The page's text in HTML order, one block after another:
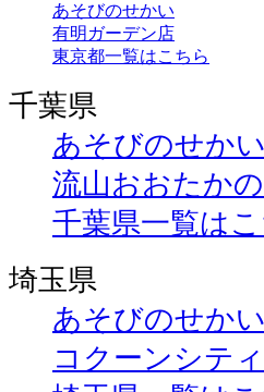
あそびのせかい
有明ガーデン店
東京都一覧はこちら
千葉県
あそびのせかい
流山おおたか
千葉県一覧は
埼玉県
あそびのせかい
コクーンシテ